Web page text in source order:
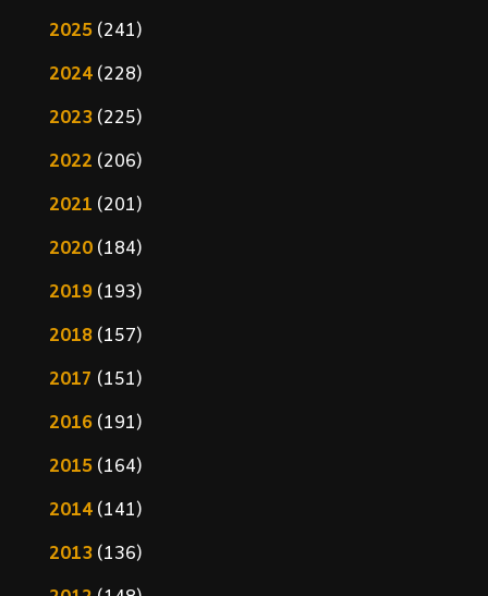
2025(241)
2024(228)
2023(225)
2022 (206)
2021 (201)
2020(184)
2019(193)
2018(157)
2017 (151)
2016(191)
2015(164)
2014(141)
2013(136)